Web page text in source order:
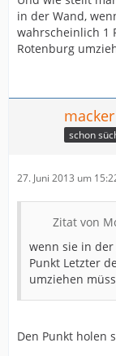
in der Wand,
wahrscheinlich 1
Rotenburg
macker
schon
27. Juni 2013 um
Zitat von
wenn sie in
Punkt Letzter
umziehen
Den Punkt holen